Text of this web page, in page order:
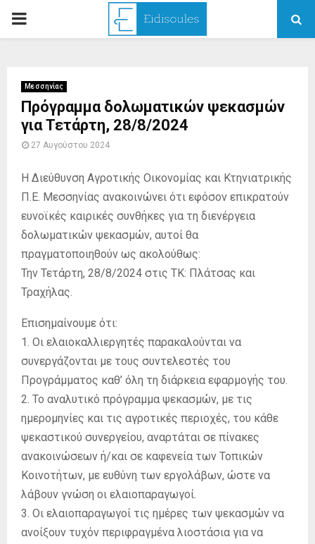
PRIMARY
Μεσσηνίας
Πρόγραμμα δολωματικών ψεκασμών
για Τετάρτη, 28/8/2024
27 Αυγούστου 2024
Η Διεύθυνση Αγροτικής Οικονομίας και Κτηνιατρικής
Π.Ε. Μεσσηνίας ανακοινώνει ότι εφόσον επικρατούν
ευνοϊκές καιρικές συνθήκες για τη διενέργεια
δολωματικών ψεκασμών, αυτοί θα
πραγματοποιηθούν ως ακολούθως:
Την Τετάρτη, 28/8/2024 στις ΤΚ: Πλάτσας και
Τραχήλας.
Επισημαίνουμε ότι:
1. Οι ελαιοκαλλιεργητές παρακαλούνται να
συνεργάζονται με τους συντελεστές του
Προγράμματος καθ’ όλη τη διάρκεια εφαρμογής του.
2. Το αναλυτικό πρόγραμμα ψεκασμών, με τις
ημερομηνίες και τις αγροτικές περιοχές, του κάθε
ψεκαστικού συνεργείου, αναρτάται σε πίνακες
ανακοινώσεων ή/και σε καφενεία των Τοπικών
Κοινοτήτων, με ευθύνη των εργολάβων, ώστε να
λάβουν γνώση οι ελαιοπαραγωγοί.
3. Οι ελαιοπαραγωγοί τις ημέρες των ψεκασμών να
ανοίξουν τυχόν περιφραγμένα λιοστάσια για να